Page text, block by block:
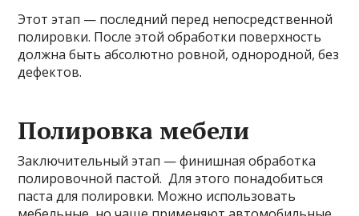
Этот этап — последний перед непосредственной
полировки. После этой обработки поверхность
должна быть абсолютно ровной, однородной, без
дефектов.
Полировка мебели
Заключительный этап — финишная обработка
полировочной пастой. Для этого понадобиться
паста для полировки. Можно использовать